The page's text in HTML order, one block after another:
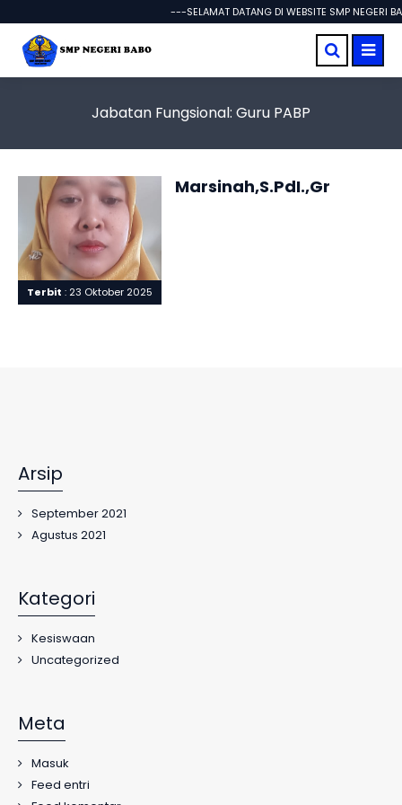
---SELAMAT DATANG DI WEBSITE SMP NEGERI
Jabatan Fungsional: Guru PABP
Terbit : 23 Oktober 2025
Marsinah,S.PdI.,Gr
Arsip
September 2021
Agustus 2021
Kategori
Kesiswaan
Uncategorized
Meta
Masuk
Feed entri